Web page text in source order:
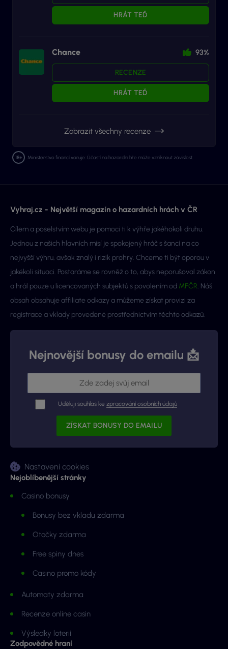
HRÁT TEĎ
Chance 93%
RECENZE
HRÁT TEĎ
Zobrazit všechny recenze
Ministerstvo financí varuje: Účastí na hazardní hře může vzniknout závislost.
Vyhraj.cz - Největší magazín o hazardních hrách v ČR
Cílem a poselstvím webu je pomoci ti k výhře jakéhokoli druhu.
Jednou z našich hlavních misí je spokojený hráč s šancí na co
nejvyšší výhru, avšak znalý i rizik prohry. Chceme ti být oporou v
jakékoli situaci. Postaráme se rovněž o to, abys neporušoval zákon
a hrál pouze u licencovaných subjektů s povolením od MFČR. Náš
obsah obsahuje affiliate odkazy a můžeme získat provizi za
registrace a vklady provedené prostřednictvím těchto odkazů.
Nejnovější bonusy do emailu 📩
Uděluji souhlas ke zpracování osobních údajů
Nastavení cookies
Nejoblíbenější stránky
Casino bonusy
Bonusy bez vkladu zdarma
Otočky zdarma
Free spiny dnes
Casino promo kódy
Automaty zdarma
Recenze online casin
Výsledky loterií
Zodpovědné hraní